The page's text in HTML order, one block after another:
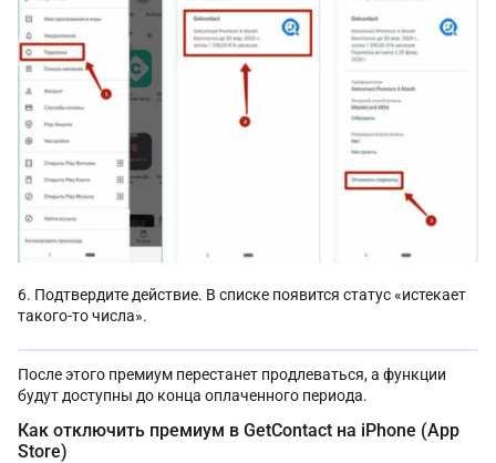
Подтвердите действие. В списке появится статус «истекает
такого-то числа».
После этого премиум перестанет продлеваться, а функции
будут доступны до конца оплаченного периода.
Как отключить премиум в GetContact на iPhone (App
Store)